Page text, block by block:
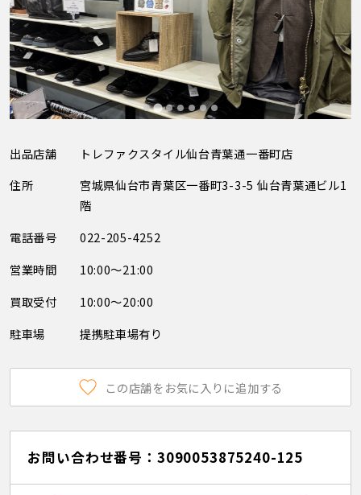
出品店舗
トレファクスタイル仙台青葉通一番町店
住所
宮城県仙台市青葉区一番町3-3-5 仙台青葉通ビル1
階
電話番号
022-205-4252
営業時間
10:00～21:00
買取受付
10:00～20:00
駐車場
提携駐車場有り
この店舗をお気に入りに追加する
お問い合わせ番号：3090053875240-125